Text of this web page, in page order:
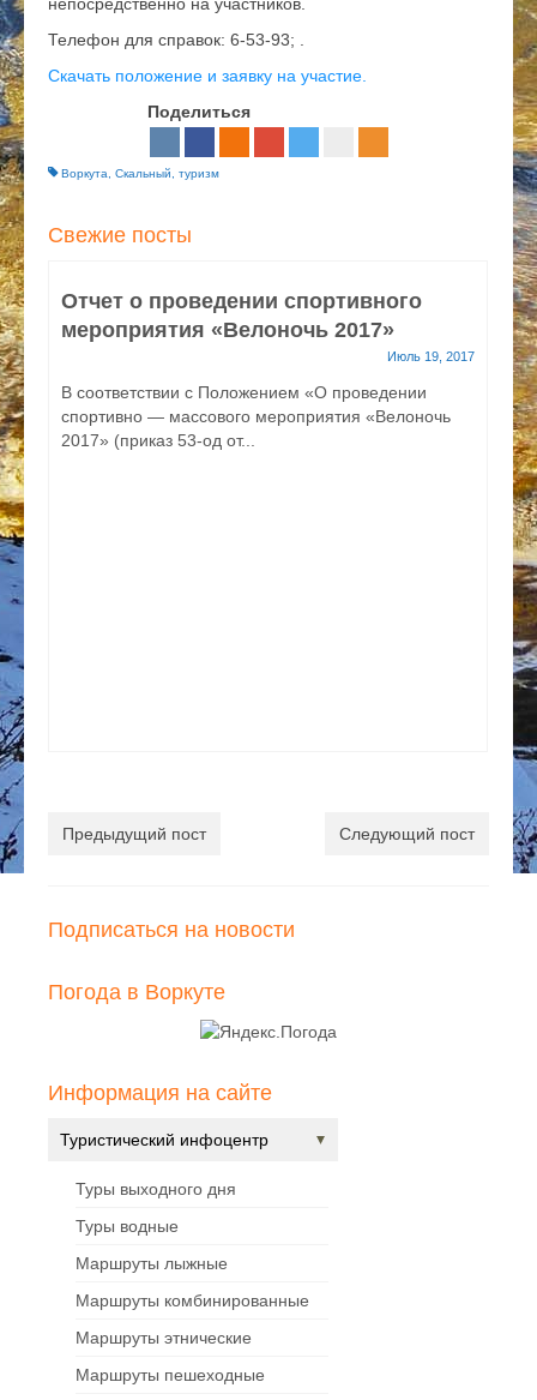
непосредственно на участников.
Телефон для справок: 6-53-93; .
Скачать положение и заявку на участие.
Поделиться
Воркута, Скальный, туризм
Свежие посты
Отчет о проведении спортивного
мероприятия «Велоночь 2017»
Июль 19, 2017
В соответствии с Положением «О проведении
спортивно — массового мероприятия «Велоночь
2017» (приказ 53-од от...
Предыдущий пост Следующий пост
Подписаться на новости
Погода в Воркуте
Информация на сайте
Туристический инфоцентр
Туры выходного дня
Туры водные
Маршруты лыжные
Маршруты комбинированные
Маршруты этнические
Маршруты пешеходные